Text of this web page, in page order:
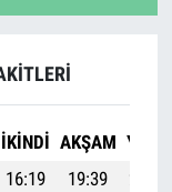
İKINDI AKŞAM YATSI
16:19 19:39